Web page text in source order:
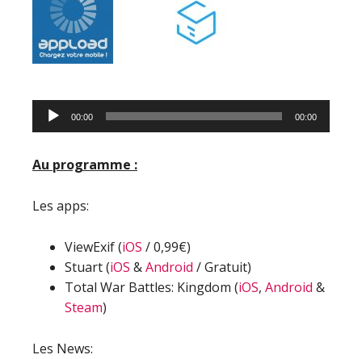
Lecteur
audio
00:00 00:00
Au programme :
Les apps:
ViewExif (iOS / 0,99€)
Stuart (iOS &Android / Gratuit)
Total War Battles: Kingdom (iOS, Android &
Steam)
Les News: